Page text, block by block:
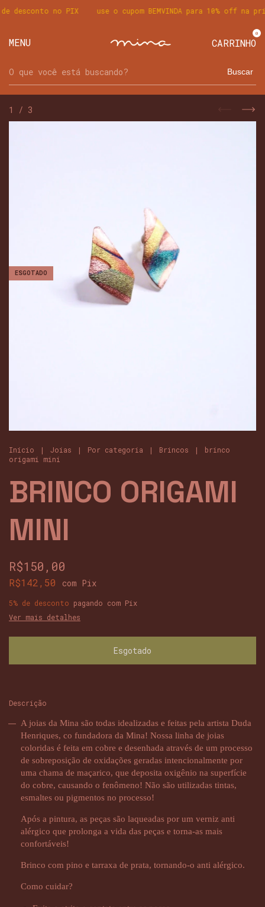
desconto no PIX use o cupom BEMVINDA para 10% off na
MENU CARRINHO
0
Buscar
1 / 3
ESGOTADO
Início | Joias | Por categoria | Brincos |
brinco
origami mini
BRINCO ORIGAMI
MINI
R$150,00
R$142,50 com Pix
5% de desconto pagando com Pix
Ver mais detalhes
Descrição
A joias da Mina são todas idealizadas e feitas pela artista Duda
Henriques, co fundadora da Mina! Nossa linha de joias
coloridas é feita em cobre e desenhada através de um processo
de sobreposição de oxidações geradas intencionalmente por
uma chama de maçarico, que deposita oxigênio na superfície
do cobre, causando o fenômeno! Não são utilizadas tintas,
esmaltes ou pigmentos no processo!
Após a pintura, as peças são laqueadas por um verniz anti
alérgico que prolonga a vida das peças e torna-as mais
confortáveis!
Brinco com pino e tarraxa de prata, tornando-o anti alérgico.
Como cuidar?